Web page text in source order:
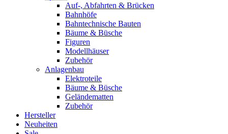
Auf-, Abfahrten & Brücken
Bahnhöfe
Bahntechnische Bauten
Bäume & Büsche
Figuren
Modellhäuser
Zubehör
Anlagenbau
Elektroteile
Bäume & Büsche
Geländematten
Zubehör
Hersteller
Neuheiten